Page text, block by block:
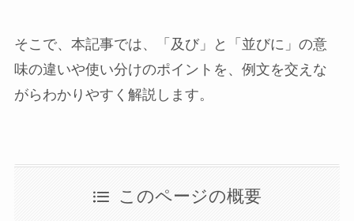
そこで、本記事では、「及び」と「並びに」の意
味の違いや使い分けのポイントを、例文を交えな
がらわかりやすく解説します。
このページの概要